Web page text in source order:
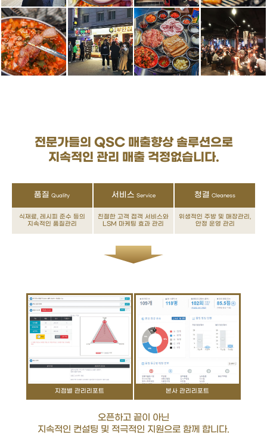
전문가들의 QSC 매출향상 솔루션으로
지속적인 관리 매출 걱정없습니다.
품질Quality
식재료, 레시피 준수 등의
지속적인 품질관리
서비스 Service
친절한 고객 접객 서비스와
LSM 마케팅 효과 관리
청결Cleaness
위생적인 주방 및 매장관리,
안정 운영 관리
지점별 관리리포트 본사 관리리포트
오픈하고 끝이 아닌
지속적인 컨설팅 및 적극적인 지원으로 함께 합니다.